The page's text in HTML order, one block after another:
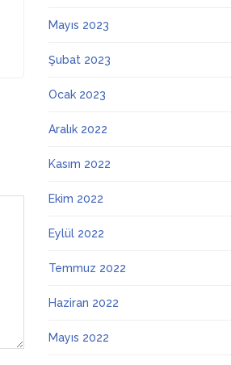
Mayıs 2023
Şubat 2023
Ocak 2023
Aralık 2022
Kasım 2022
Ekim 2022
Eylül 2022
Temmuz 2022
Haziran 2022
Mayıs 2022